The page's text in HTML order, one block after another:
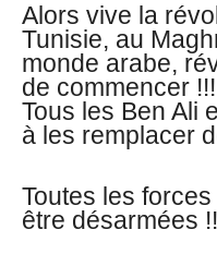
Alors vive la
Tunisie, au
monde arabe,
de commencer !!!
Tous les Ben Ali
à les remplacer
Toutes les
être désarmées